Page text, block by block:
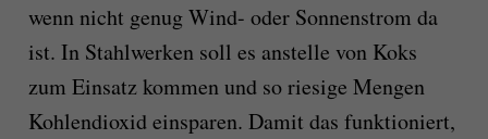
wenn nicht genug Wind- oder Sonnenstrom da
ist. In Stahlwerken soll es anstelle von Koks
zum Einsatz kommen und so riesige Mengen
Kohlendioxid einsparen. Damit das funktioniert,